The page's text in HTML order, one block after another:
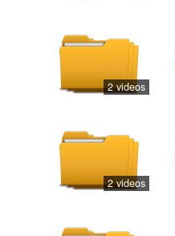
2 videos
2 videos